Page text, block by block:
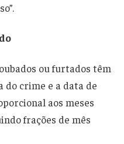
ou furtados têm
do crime e a data de
aos meses
frações de mês